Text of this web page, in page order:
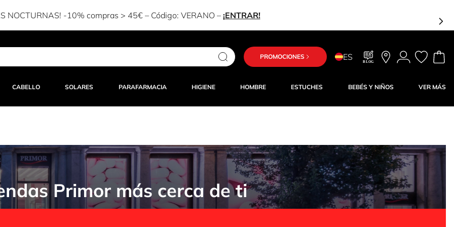
PROMOCIONES ES BLOG
CABELLO SOLARES PARAFARMACIA HIGIENE HOMBRE ESTUCHES BEBÉS Y NIÑOS VER MÁS
Primor más cerca de ti